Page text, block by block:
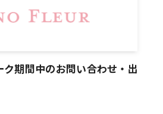
ク期間中のお問い合わせ・出